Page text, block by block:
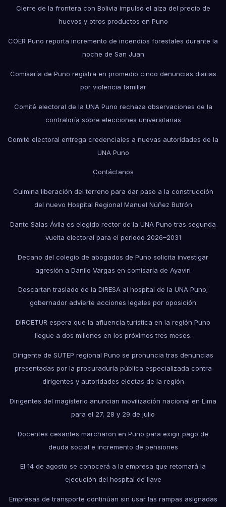
Cierre de la frontera con Bolivia impulsó el alza del precio de
huevos y otros productos en Puno
COER Puno reporta incremento de incendios forestales durante la
noche de San Juan
Comisaría de Puno registra en promedio cinco denuncias diarias
por violencia familiar
Comité electoral de la UNA Puno rechaza observaciones de la
contraloría sobre elecciones universitarias
Comité electoral entrega credenciales a nuevas autoridades de la
UNA Puno
Contáctanos
Culmina liberación del terreno para dar paso a la construcción
del nuevo Hospital Regional Manuel Núñez Butrón
Dante Salas Ávila es elegido rector de la UNA Puno tras segunda
vuelta electoral para el periodo 2026–2031
Decano del colegio de abogados de Puno solicita investigar
agresión a Danilo Vargas en comisaría de Ayaviri
Descartan traslado de la DIRESA al hospital de la UNA Puno;
gobernador advierte acciones legales por oposición
DIRCETUR espera que la afluencia turística en la región Puno
llegue a dos millones en los próximos tres meses.
Dirigente de SUTEP regional Puno se pronuncia tras denuncias
presentadas por la procuraduría pública especializada contra
dirigentes y autoridades electas de la región
Dirigentes del magisterio anuncian movilización nacional en Lima
para el 27, 28 y 29 de julio
Docentes cesantes marcharon en Puno para exigir pago de
deuda social e incremento de pensiones
El 14 de agosto se conocerá a la empresa que retomará la
ejecución del hospital de Ilave
Empresas de transporte continúan sin usar las rampas asignadas